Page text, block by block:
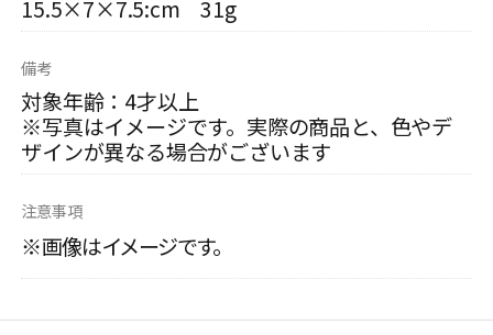
15.5×7×7.5:cm 31g
備考
対象年齢：4才以上
※写真はイメージです。実際の商品と、色やデ
ザインが異なる場合がございます
注意事項
※画像はイメージです。